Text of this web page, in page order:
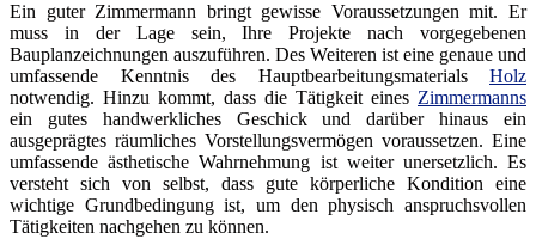
Ein guter Zimmermann bringt gewisse Voraussetzungen mit. Er
muss in der Lage sein, Ihre Projekte nach vorgegebenen
Bauplanzeichnungen auszuführen. Des Weiteren ist eine genaue und
umfassende Kenntnis des Hauptbearbeitungsmaterials Holz
notwendig. Hinzu kommt, dass die Tätigkeit eines Zimmermanns
ein gutes handwerkliches Geschick und darüber hinaus ein
ausgeprägtes räumliches Vorstellungsvermögen voraussetzen. Eine
umfassende ästhetische Wahrnehmung ist weiter unersetzlich. Es
versteht sich von selbst, dass gute körperliche Kondition eine
wichtige Grundbedingung ist, um den physisch anspruchsvollen
Tätigkeiten nachgehen zu können.